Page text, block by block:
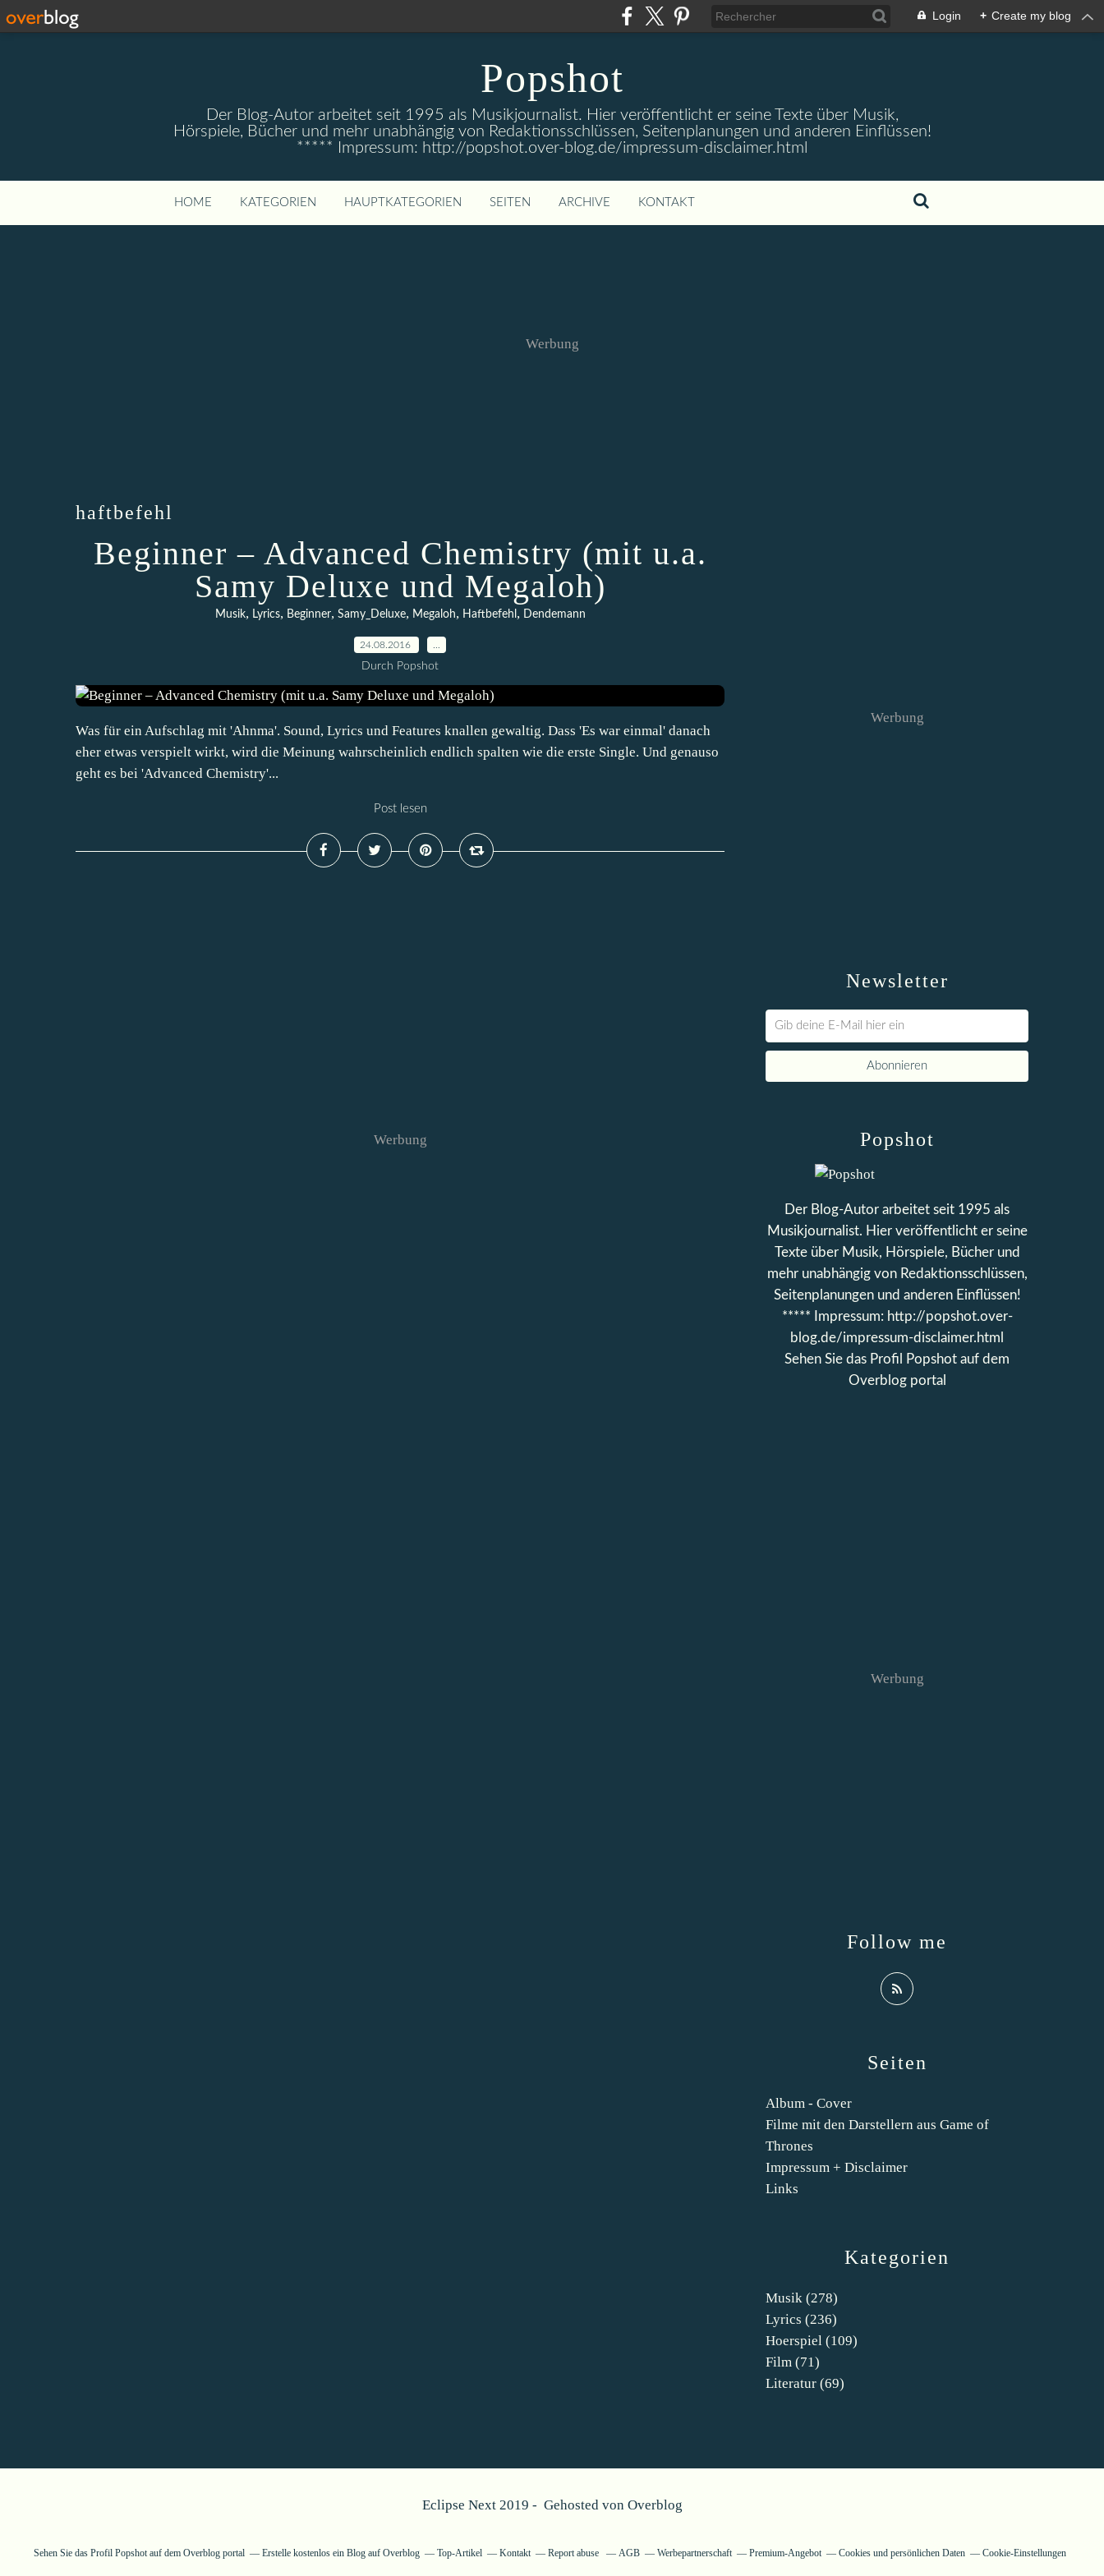
Login + Create my blog
Popshot
Der Blog-Autor arbeitet seit 1995 als Musikjournalist. Hier veröffentlicht er seine Texte über Musik,
Hörspiele, Bücher und mehr unabhängig von Redaktionsschlüssen, Seitenplanungen und anderen Einflüssen!
***** Impressum: http://popshot.over-blog.de/impressum-disclaimer.html
HOME KATEGORIEN HAUPTKATEGORIEN SEITEN ARCHIVE KONTAKT
Werbung
haftbefehl
Beginner – Advanced Chemistry (mit u.a.
Samy Deluxe und Megaloh)
Musik, Lyrics, Beginner, Samy_Deluxe, Megaloh, Haftbefehl , Dendemann
24.08.2016
Durch Popshot
Was für ein Aufschlag mit 'Ahnma'. Sound, Lyrics und Features knallen gewaltig. Dass 'Es war einmal' danach
eher etwas verspielt wirkt, wird die Meinung wahrscheinlich endlich spalten wie die erste Single. Und genauso
geht es bei 'Advanced Chemistry'...
Post lesen
Werbung
Newsletter
Werbung
Kategorien
Musik (278)
Lyrics (236)
Hoerspiel (109)
Film (71)
Literatur (69)
Seiten
Album - Cover
Filme mit den Darstellern aus Game of
Thrones
Impressum + Disclaimer
Links
Popshot
Der Blog-Autor arbeitet seit 1995 als
Musikjournalist. Hier veröffentlicht er seine
Texte über Musik, Hörspiele, Bücher und
mehr unabhängig von Redaktionsschlüssen,
Seitenplanungen und anderen Einflüssen!
***** Impressum: http://popshot.over-
blog.de/impressum-disclaimer.html
Sehen Sie das Profil
Popshot auf dem
Overblog portal
Follow me
Werbung
Eclipse Next 2019 - Gehosted von Overblog
Sehen Sie das Profil Popshotauf dem Overblog portal Erstelle kostenlos ein Blog auf Overblog Top-Artikel Kontakt Report abuse AGB Werbepartnerschaft Premium-Angebot Cookies und persönlichen Daten Cookie-Einstellungen